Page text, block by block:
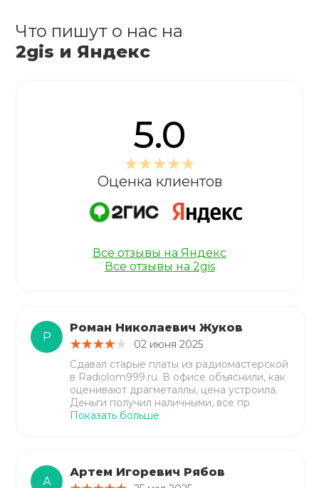
Р
Роман Николаевич Жуков
02 июня 2025
Сдавал старые платы из радиомастерской
в Radiolom999.ru. В офисе объяснили, как
оценивают драгметаллы, цена устроила.
Деньги получил наличными, все пр
Показать больше
А
Артем Игоревич Рябов
Что пишут о нас на
2gis и Яндекс
5.0
Оценка клиентов
Все отзывы на Яндекс
Все отзывы на 2gis